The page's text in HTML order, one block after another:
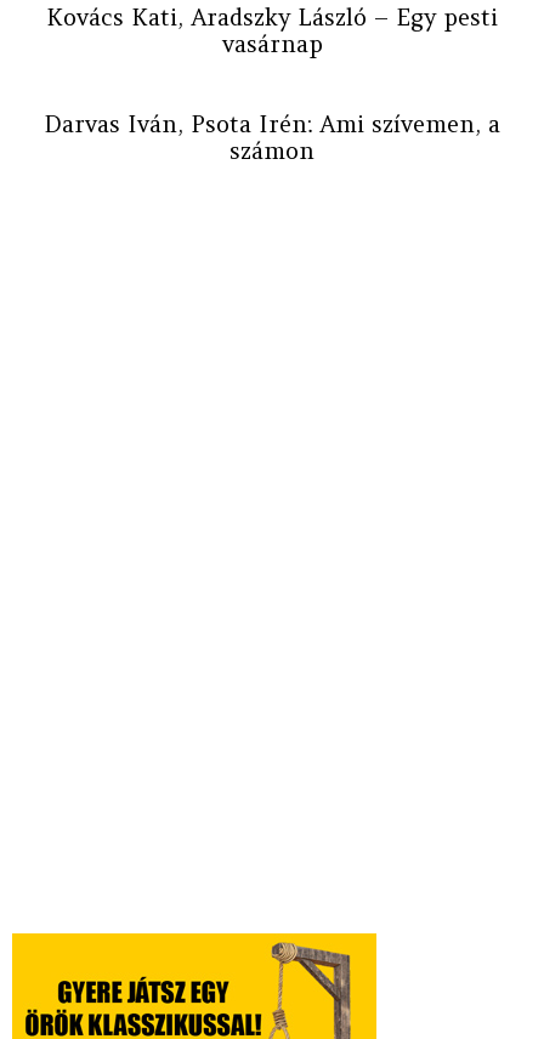
Kovács Kati, Aradszky László – Egy pesti
vasárnap
Darvas Iván, Psota Irén: Ami szívemen, a
számon